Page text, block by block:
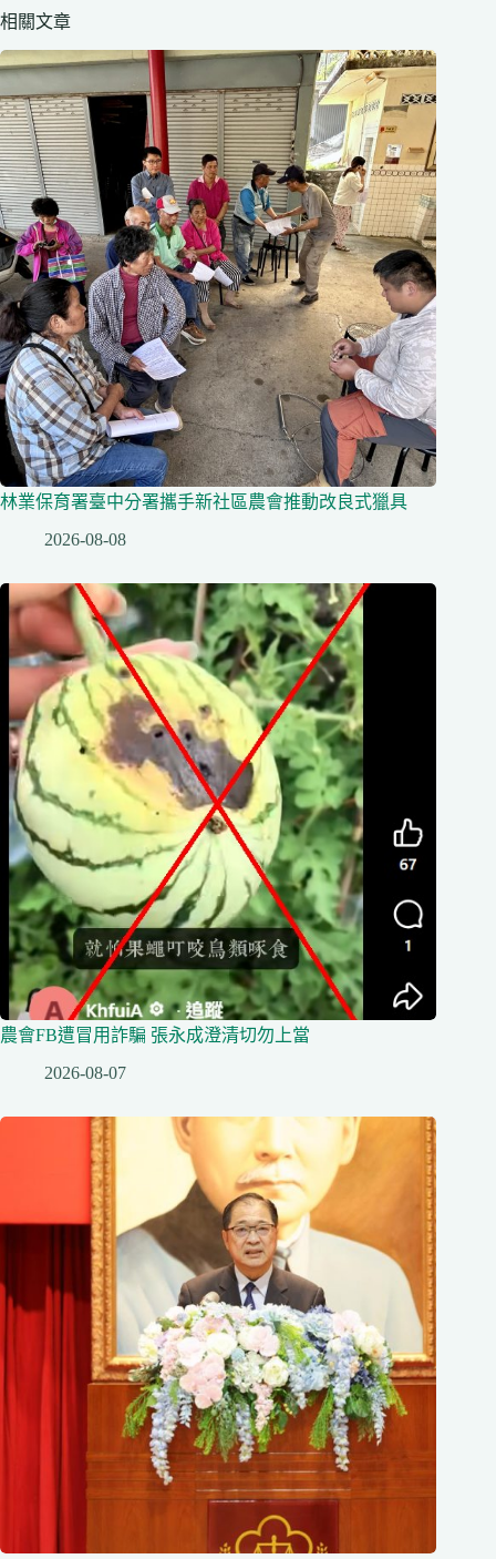
相關文章
林業保育署臺中分署攜手新社區農會推動改良式獵具
2026-08-08
農會FB遭冒用詐騙 張永成澄清切勿上當
2026-08-07